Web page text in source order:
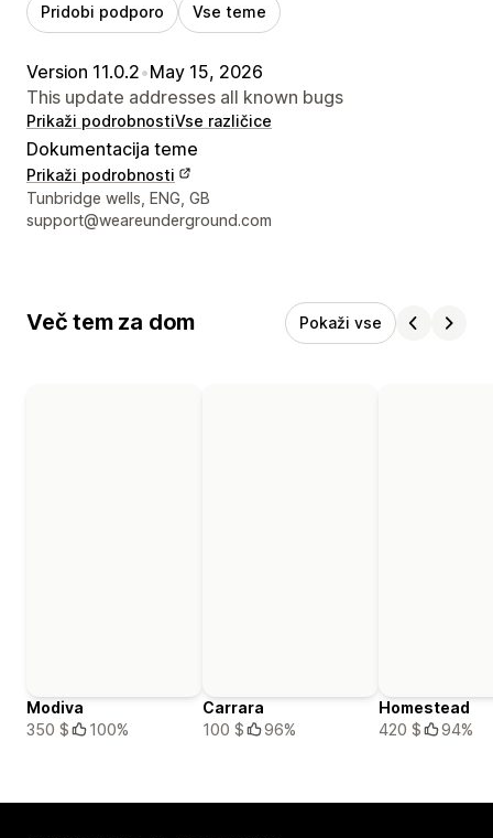
Pridobi podporo Vse teme
Version 11.0.2•May 15, 2026
This update addresses all known bugs
Prikaži podrobnostiVse različice
Dokumentacija teme
Prikaži podrobnosti
Podatki za stik z oblikovalcem
Tunbridge wells, ENG, GB
support@weareunderground.com
Več tem za dom Pokaži vse
Modiva
350 $
100%
Carrara
100 $
96%
Homestead
420 $
94%